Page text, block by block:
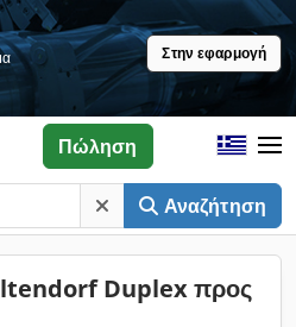
Στην εφαρμογή
Αναζήτηση
Πώληση
Duplex προς